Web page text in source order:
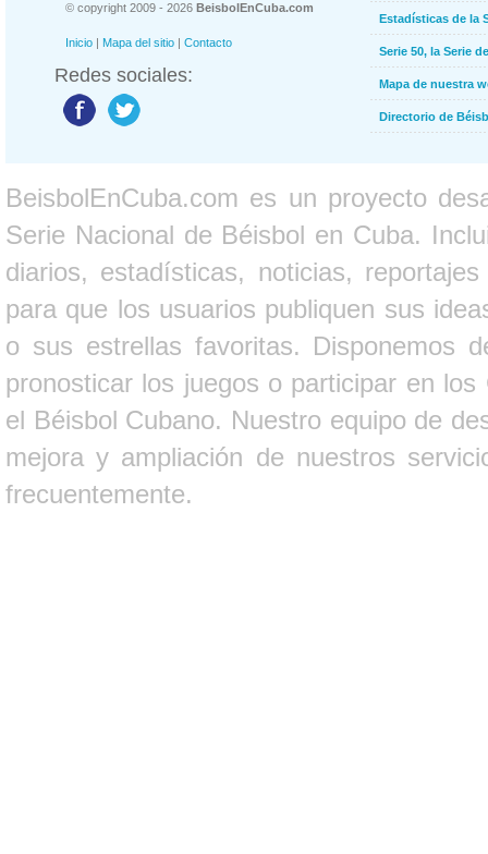
© copyright 2009 - 2026 BeisbolEnCuba.com
Inicio | Mapa del sitio | Contacto
Redes sociales:
Estadísticas de la
Serie 50, la Serie
Mapa de nuestra
Directorio de
BeisbolEnCuba.com es un proyecto
Serie Nacional de Béisbol en Cuba.
diarios, estadísticas, noticias,
para que los usuarios publiquen sus
o sus estrellas favoritas. Disponemos
pronosticar los juegos o participar en
el Béisbol Cubano. Nuestro equipo de
mejora y ampliación de nuestros
frecuentemente.